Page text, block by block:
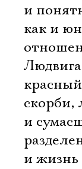
и
как и
скорби,
и
и жизнь